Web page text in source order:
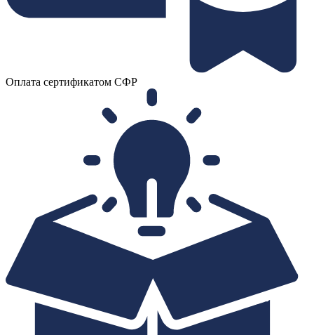
Оплата сертификатом СФР